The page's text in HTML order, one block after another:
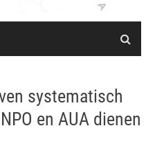
systematisch
en AUA dienen